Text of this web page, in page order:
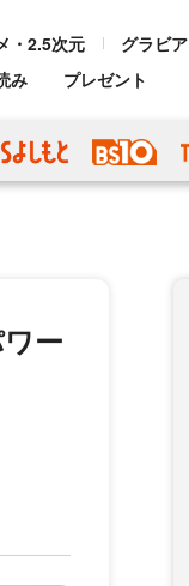
・2.5次元 グラビア
み プレゼント
ー